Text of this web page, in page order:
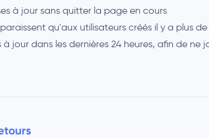
à jour sans quitter la page en cours
qu'aux utilisateurs créés il y a plus
à jour dans les dernières 24 heures, afin de ne